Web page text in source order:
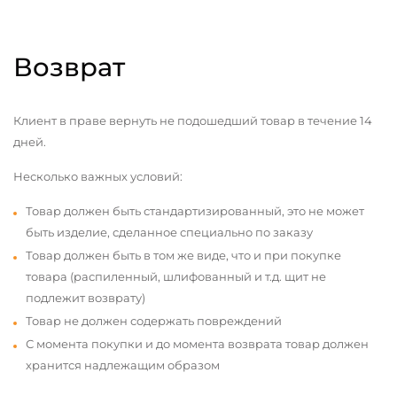
Возврат
Клиент в праве вернуть не подошедший товар в течение 14
дней.
Несколько важных условий:
Товар должен быть стандартизированный, это не может
быть изделие, сделанное специально по заказу
Товар должен быть в том же виде, что и при покупке
товара (распиленный, шлифованный и т.д. щит не
подлежит возврату)
Товар не должен содержать повреждений
С момента покупки и до момента возврата товар должен
хранится надлежащим образом